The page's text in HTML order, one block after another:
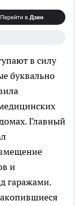
в силу
буквально
Главный
и
гаражами.